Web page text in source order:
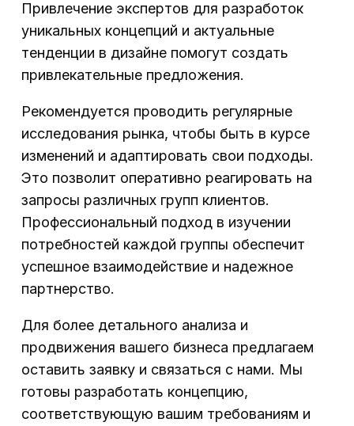
Привлечение экспертов для разработок
уникальных концепций и актуальные
тенденции в дизайне помогут создать
привлекательные предложения.
Рекомендуется проводить регулярные
исследования рынка, чтобы быть в курсе
изменений и адаптировать свои подходы.
Это позволит оперативно реагировать на
запросы различных групп клиентов.
Профессиональный подход в изучении
потребностей каждой группы обеспечит
успешное взаимодействие и надежное
партнерство.
Для более детального анализа и
продвижения вашего бизнеса предлагаем
оставить заявку и связаться с нами. Мы
готовы разработать концепцию,
соответствующую вашим требованиям и